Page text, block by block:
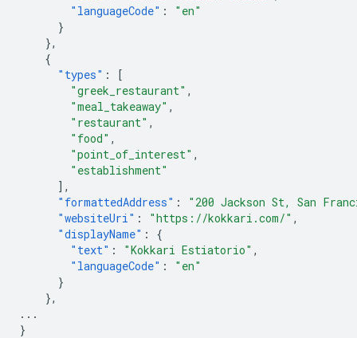
"languageCode" :
"en"
}
},
{
"types" :
[
"greek_restaurant" ,
"meal_takeaway" ,
"restaurant" ,
"food" ,
"point_of_interest" ,
"establishment"
],
"formattedAddress" :
"200 Jackson St, San
"websiteUri" : "https://kokkari.com/" ,
"displayName" :
{
"text" : "Kokkari Estiatorio" ,
"languageCode" :
"en"
}
},
...
}